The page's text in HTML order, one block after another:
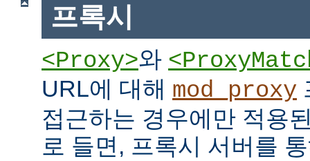
프록시
<Proxy>와
URL에 대해 mod_proxy
접근하는 경우에만 적용
로 들면, 프록시 서버를